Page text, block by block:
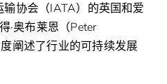
协会（IATA）的英国和爱
·奥布莱恩（Peter
阐述了行业的可持续发展